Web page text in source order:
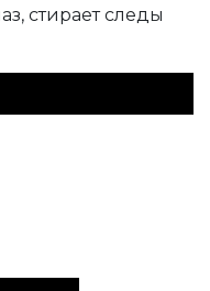
стирает следы